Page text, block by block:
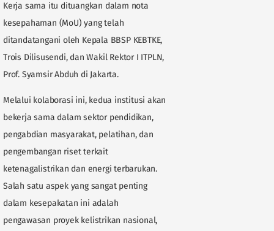
Kerja sama itu dituangkan dalam nota
kesepahaman (MoU) yang telah
ditandatangani oleh Kepala BBSP KEBTKE,
Trois Dilisusendi, dan Wakil Rektor I ITPLN,
Prof. Syamsir Abduh di Jakarta.
Melalui kolaborasi ini, kedua institusi akan
bekerja sama dalam sektor pendidikan,
pengabdian masyarakat, pelatihan, dan
pengembangan riset terkait
ketenagalistrikan dan energi terbarukan.
Salah satu aspek yang sangat penting
dalam kesepakatan ini adalah
pengawasan proyek kelistrikan nasional,